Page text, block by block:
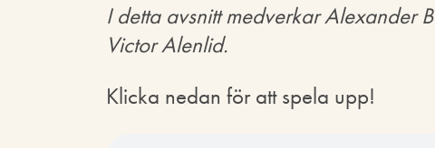
I detta avsnitt medverkar Alexander
Victor Alenlid.
Klicka nedan för att spela upp!